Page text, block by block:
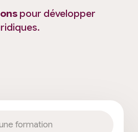
secteur
pour développer